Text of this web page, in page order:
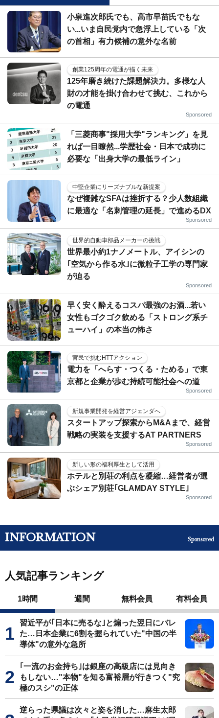
小泉進次郎氏でも、高市早苗氏でもな
い...いま自民党内で急浮上している「次
の首相」有力候補の意外な名前
創業125周年の電通が描く未来
125年磨き続けた課題解決力。多様な人
財の才能を掛け合わせて挑む、これから
の電通
Sponsored
「三菱商事"採用大学"ランキング」を見
れば一目瞭然...学歴社会・日本で成功に
必要な「出身大学の最低ライン」
中堅企業にリーズナブルな新提案
なぜ複雑なSFAは挫折する？少人数組織
に最適な「名刺管理の延長」で進めるDX
Sponsored
世界的自動車部品メーカーの挑戦
世界最小約1ナノメートル、アイシンの
｢空気から作る水｣に微粒子工学の専門家
が迫る
Sponsored
早く安く酔えるコスパ最強のお酒...若い
女性もゴクゴク飲める「ストロング系チ
ューハイ」の本当の怖さ
官民で挑むHTTアクション
電力を「へらす・つくる・ためる」で東
京都と企業が歩む持続可能社会への道
Sponsored
新規事業開発を経営アジェンダへ
スタートアップ探索からM&Aまで、経営
戦略の実装を支援するAT PARTNERS
Sponsored
新しい形の福利厚生として活用
ホテルと別荘の利点を凝縮…経営者が選
ぶシェア別荘｢GLAMDAY STYLE｣
Sponsored
INFORMATION Sponsored
人気記事ランキング
1時間 週間 無料会員 有料会員
習近平が｢日本に売るな｣と煽った翌日にバレ
た…日本企業に6割を握られていた"中国の半
導体"の意外な急所
｢一流のお金持ち｣は銀座の高級店には見向き
もしない…"本物"を知る富裕層が行きつく"究
極のスシ"の正体
逆らった県議は次々と姿を消した…麻生太郎